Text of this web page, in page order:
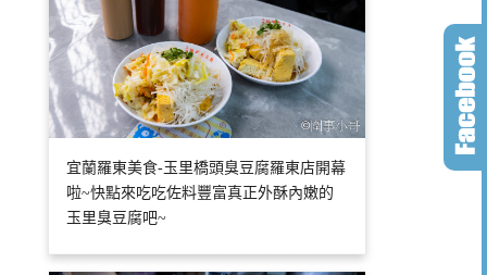
宜蘭羅東美食-玉里橋頭臭豆腐羅東店開幕
啦~快點來吃吃佐料豐富真正外酥內嫩的
玉里臭豆腐吧~